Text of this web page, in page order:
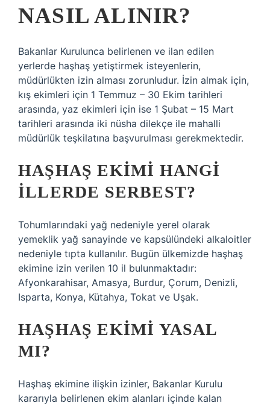
NASIL ALINIR?
Bakanlar Kurulunca belirlenen ve ilan edilen
yerlerde haşhaş yetiştirmek isteyenlerin,
müdürlükten izin alması zorunludur. İzin almak için,
kış ekimleri için 1 Temmuz – 30 Ekim tarihleri ​​
arasında, yaz ekimleri için ise 1 Şubat – 15 Mart
tarihleri ​​arasında iki nüsha dilekçe ile mahalli
müdürlük teşkilatına başvurulması gerekmektedir.
HAŞHAŞ EKIMI HANGI
ILLERDE SERBEST?
Tohumlarındaki yağ nedeniyle yerel olarak
yemeklik yağ sanayinde ve kapsülündeki alkaloitler
nedeniyle tıpta kullanılır. Bugün ülkemizde haşhaş
ekimine izin verilen 10 il bulunmaktadır:
Afyonkarahisar, Amasya, Burdur, Çorum, Denizli,
Isparta, Konya, Kütahya, Tokat ve Uşak.
HAŞHAŞ EKIMI YASAL
MI?
Haşhaş ekimine ilişkin izinler, Bakanlar Kurulu
kararıyla belirlenen ekim alanları içinde kalan